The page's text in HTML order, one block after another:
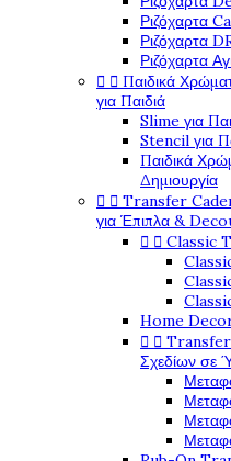
Ριζόχαρτα
Ριζόχαρτα
Ριζόχαρτα
  Παιδικά
για Παιδιά
Slime για
Stencil για
Παιδικά
Δημιουργία
  Transfer
για Έπιπλα &
  Classic
Home
  Transfer
Σχεδίων σε